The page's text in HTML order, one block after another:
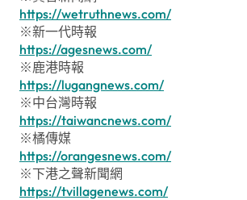
https://wetruthnews.com/
※新一代時報
https://agesnews.com/
※鹿港時報
https://lugangnews.com/
※中台灣時報
https://taiwancnews.com/
※橘傳媒
https://orangesnews.com/
※下港之聲新聞網
https://tvillagenews.com/